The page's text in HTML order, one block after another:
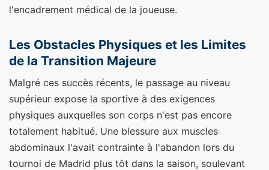
l'encadrement médical de la joueuse.
Les Obstacles Physiques et les Limites
de la Transition Majeure
Malgré ces succès récents, le passage au niveau
supérieur expose la sportive à des exigences
physiques auxquelles son corps n'est pas encore
totalement habitué. Une blessure aux muscles
abdominaux l'avait contrainte à l'abandon lors du
tournoi de Madrid plus tôt dans la saison, soulevant